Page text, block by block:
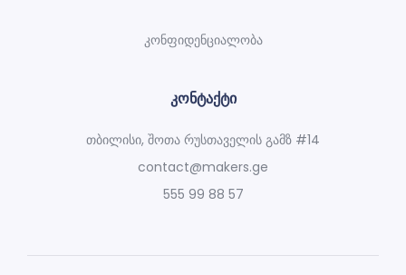
კონფიდენციალობა
კონტაქტი
თბილისი, შოთა რუსთაველის გამზ #14
contact@makers.ge
555 99 88 57